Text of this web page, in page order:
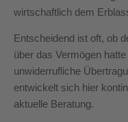
wirtschaftlich dem
Entscheidend ist oft, ob
über das Vermögen
unwiderrufliche
entwickelt sich hier
aktuelle Beratung.